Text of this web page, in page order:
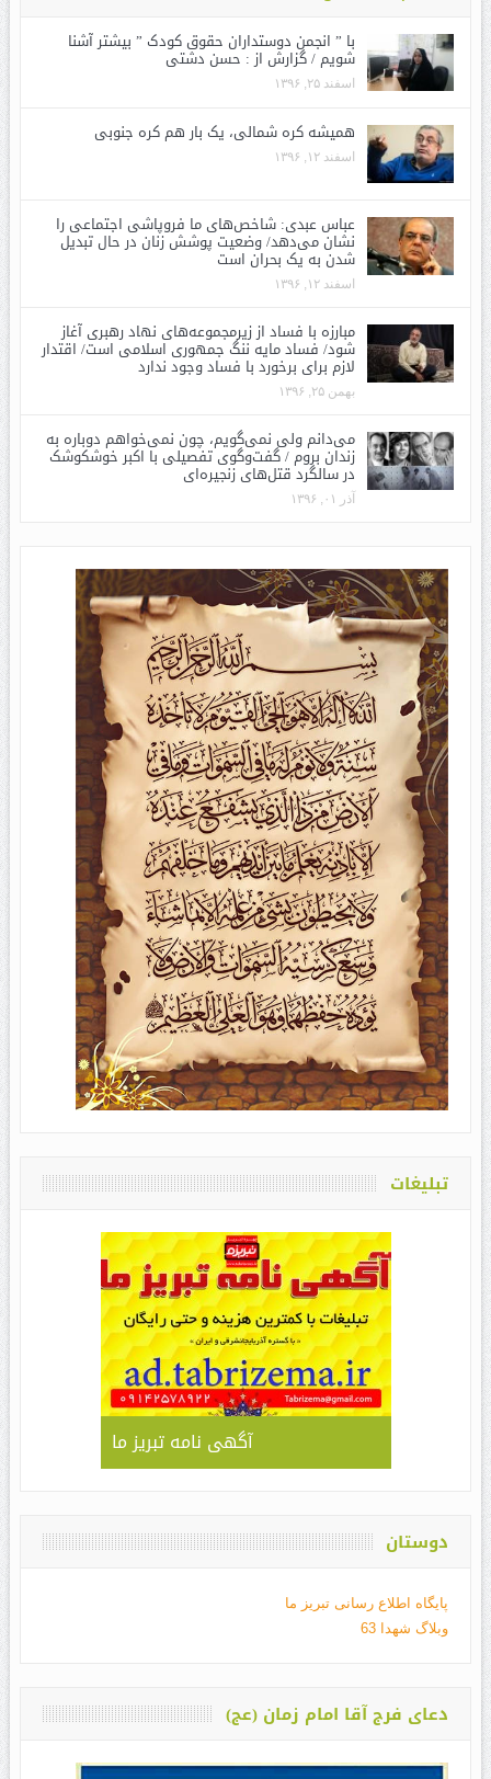
با ” انجمن دوستداران حقوق کودک ” بیشتر آشنا
شویم / گزارش از : حسن دشتی
اسفند ۲۵, ۱۳۹۶
همیشه کره شمالی، یک بار هم کره جنوبی
اسفند ۱۲, ۱۳۹۶
عباس عبدی: شاخص‌های ما فروپاشی اجتماعی را
نشان می‌دهد/ وضعیت پوشش زنان در حال تبدیل
شدن به یک بحران است
اسفند ۱۲, ۱۳۹۶
مبارزه با فساد از زیرمجموعه‌های نهاد رهبری آغاز
شود/ فساد مایه ننگ جمهوری اسلامی است/ اقتدار
لازم برای برخورد با فساد وجود ندارد
بهمن ۲۵, ۱۳۹۶
می‌دانم ولی نمی‌گویم، چون نمی‌خواهم دوباره به
زندان بروم / گفت‌وگوی تفصیلی با اکبر خوشکوشک
در سالگرد قتل‌های زنجیره‌ای
آذر ۰۱, ۱۳۹۶
تبلیغات
آگهی نامه تبریز ما
دوستان
پایگاه اطلاع رسانی تبریز ما
وبلاگ شهدا 63
دعای فرج آقا امام زمان (عج)